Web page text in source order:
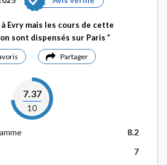
à Evry mais les cours de cette
sont dispensés sur Paris
Partager
7.37
10
8.2
7